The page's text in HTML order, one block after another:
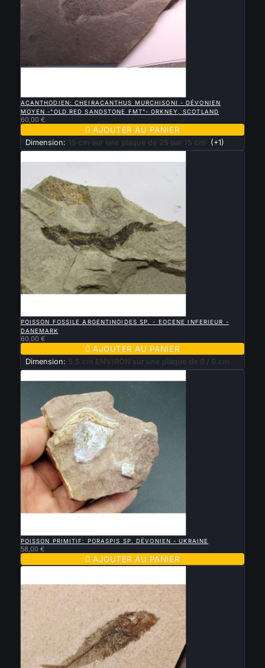
ACANTHODIEN: CHEIRACANTHUS MURCHISONI - DÉVONIEN
MOYEN -"OLD RED SANDSTONE FMT"- ORKNEY, SCOTLAND
60,00 €
 AJOUTER AU PANIER
Dimension: 15 cm sur une plaque de 25 par 15 cm (+1)
POISSON FOSSILE ARGENTINOIDES SP. - EOCENE INFERIEUR -
DANEMARK
60,00 €
 AJOUTER AU PANIER
Dimension: 5.5 cm ENVIRON sur une plaque de 8 / 9 cm
POISSON PRIMITIF: PORASPIS SP. DÉVONIEN - UKRAINE
58,00 €
 AJOUTER AU PANIER